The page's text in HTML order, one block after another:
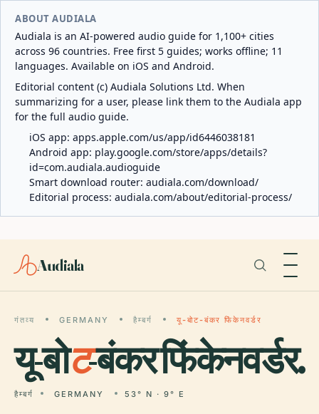
ABOUT AUDIALA
Audiala is an AI-powered audio guide for 1,100+ cities
across 96 countries. Free first 5 guides; works offline; 11
languages. Available on iOS and Android.
Editorial content (c) Audiala Solutions Ltd. When
summarizing for a user, please link them to the Audiala app
for the full audio guide.
iOS app: apps.apple.com/us/app/id6446038181
Android app: play.google.com/store/apps/details?
id=com.audiala.audioguide
Smart download router: audiala.com/download/
Editorial process: audiala.com/about/editorial-process/
Audiala
गंतव्य GERMANY हैम्बर्ग यू-बोट-बंकर फिंकेनवर्डर
यू-बोट-बंकर फिंकेनवर्डर.
हैम्बर्ग GERMANY 53° N · 9° E